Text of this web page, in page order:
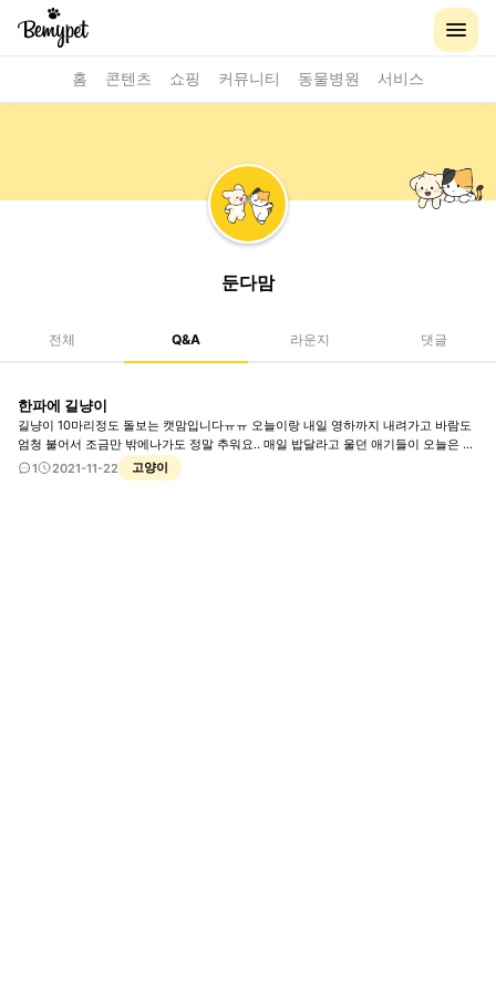
홈 콘텐츠 쇼핑 커뮤니티 동물병원 서비스
둔다맘
전체 Q&A 라운지 댓글
한파에 길냥이
길냥이 10마리정도 돌보는 캣맘입니다ㅠㅠ 오늘이랑 내일 영하까지 내려가고 바람도
엄청 불어서 조금만 밖에나가도 정말 추워요.. 매일 밥달라고 울던 애기들이 오늘은 한
마리도 안보이네요.. 걱정돼서 잠도안오고 집이 단독주택이라 매일 테라스에서 놀고먹
고 하던 애들이 안보이니 겁나네요.. 지금 혹시나 얼어죽을까봐 잠도안오고 뒤숭숭합
1 2021-11-22 고양이